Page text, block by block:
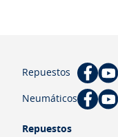
Repuestos
Neumáticos
Repuestos